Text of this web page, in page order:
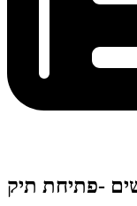
-פתיחת תיק